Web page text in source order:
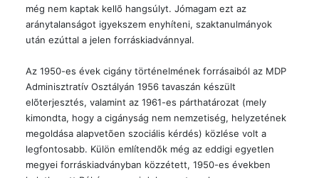
még nem kaptak kellõ hangsúlyt. Jómagam ezt az
aránytalanságot igyekszem enyhíteni, szaktanulmányok
után ezúttal a jelen forráskiadvánnyal.
Az 1950-es évek cigány történelmének forrásaiból az MDP
Adminisztratív Osztályán 1956 tavaszán készült
elõterjesztés, valamint az 1961-es párthatározat (mely
kimondta, hogy a cigányság nem nemzetiség, helyzetének
megoldása alapvetõen szociális kérdés) közlése volt a
legfontosabb. Külön említendõk még az eddigi egyetlen
megyei forráskiadványban közzétett, 1950-es években